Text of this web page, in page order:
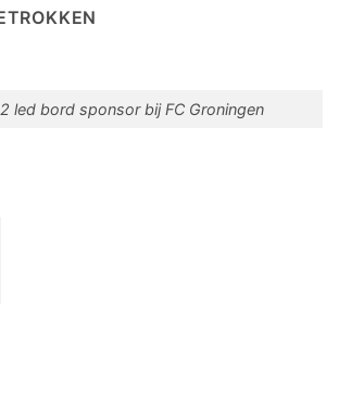
led bord sponsor bij FC Groningen